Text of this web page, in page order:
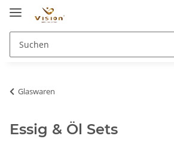
Glaswaren
Essig & Öl Sets